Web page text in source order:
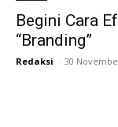
Begini Cara
“Branding”
Redaksi - 30